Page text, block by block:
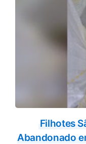
Filhotes
Abandonado